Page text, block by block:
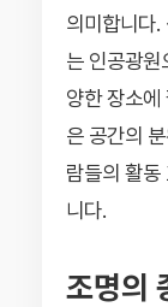
의미합니다.
는 인공광
양한 장소에
은 공간의
람들의 활동
니다.
조명의